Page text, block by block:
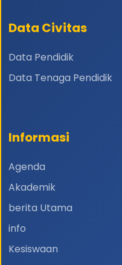
Data Civitas
Data Pendidik
Data Tenaga Pendidik
Informasi
Agenda
Akademik
berita Utama
info
Kesiswaan